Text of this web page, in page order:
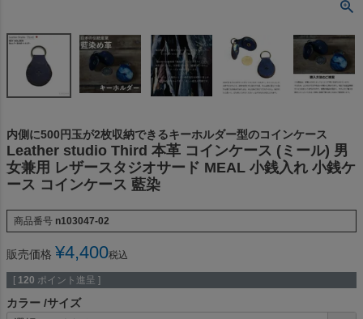
内側に500円玉が2枚収納できるキーホルダー型のコインケース
Leather studio Third 本革 コインケース (ミール) 男
女兼用 レザースタジオサード MEAL 小銭入れ 小銭ケ
ース コインケース 藍染
商品番号 n103047-02
販売価格 ¥4,400税込
[ 120 ポイント進呈 ]
カラー サイズ